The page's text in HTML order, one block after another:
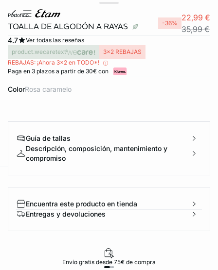
portofino
TOALLA DE ALGODÓN A RAYAS -36%
22,99 €
35,99 €
4.7
Ver todas las reseñas
product.wecaretext
3x2 REBAJAS
REBAJAS: ¡Ahora 3x2 en TODO*!
Paga en 3 plazos a partir de 30€ con
Color rosa caramelo
Guía de tallas
Descripción, composición, mantenimiento y
compromiso
Encuentra este producto en tienda
Entregas y devoluciones
Envío gratis desde 75€ de compra